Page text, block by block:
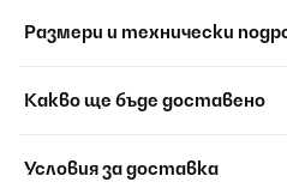
Размери и технически
Какво ще бъде доставено
Условия за доставка